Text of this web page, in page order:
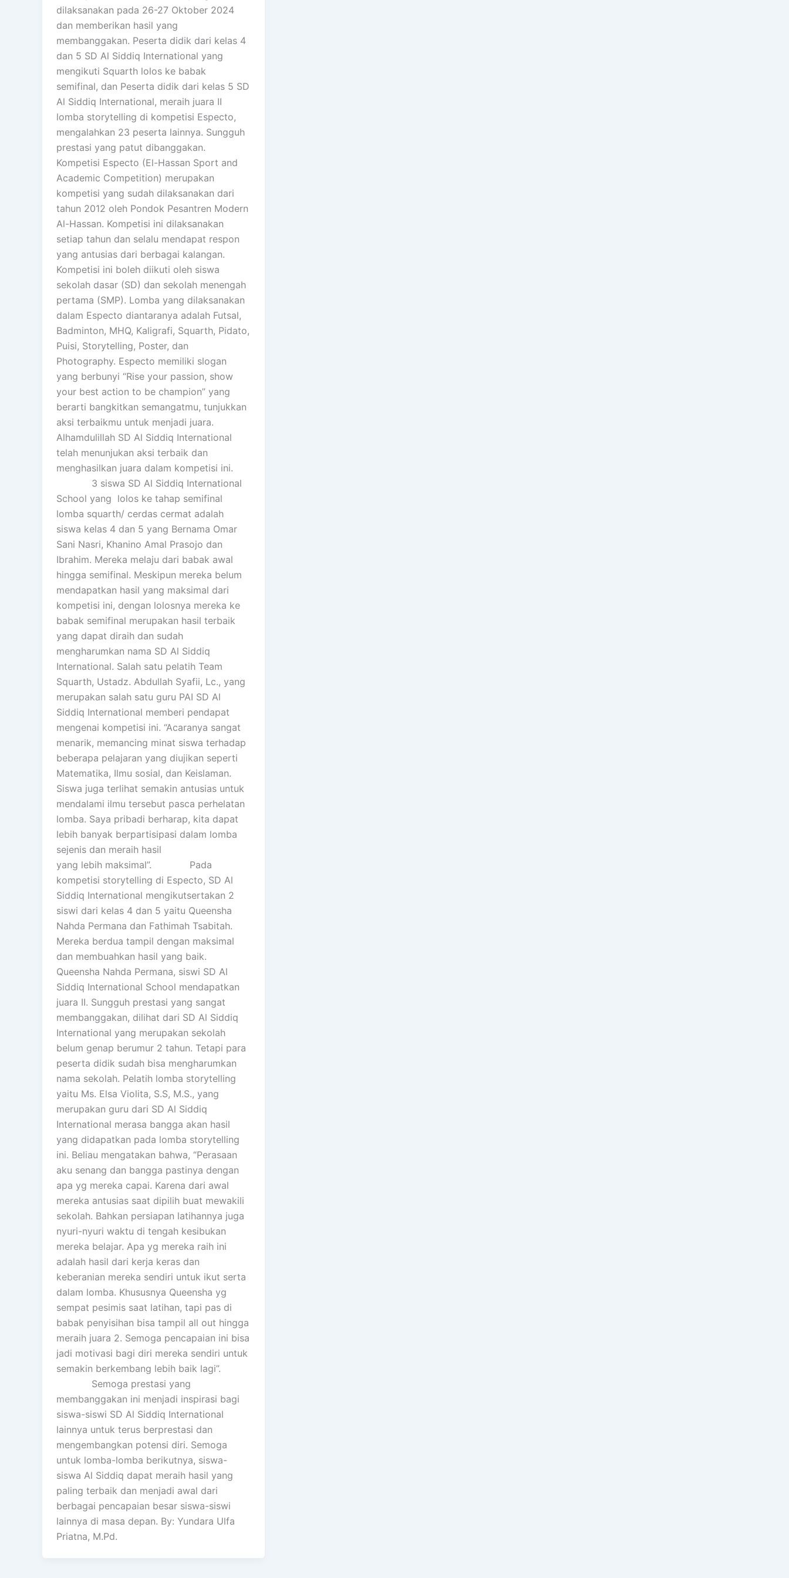
dilaksanakan pada 26-27 Oktober 2024
dan memberikan hasil yang
membanggakan. Peserta didik dari kelas 4
dan 5 SD Al Siddiq International yang
mengikuti Squarth lolos ke babak
semifinal, dan Peserta didik dari kelas 5 SD
Al Siddiq International, meraih juara II
lomba storytelling di kompetisi Especto,
mengalahkan 23 peserta lainnya. Sungguh
prestasi yang patut dibanggakan.
Kompetisi Especto (El-Hassan Sport and
Academic Competition) merupakan
kompetisi yang sudah dilaksanakan dari
tahun 2012 oleh Pondok Pesantren Modern
Al-Hassan. Kompetisi ini dilaksanakan
setiap tahun dan selalu mendapat respon
yang antusias dari berbagai kalangan.
Kompetisi ini boleh diikuti oleh siswa
sekolah dasar (SD) dan sekolah menengah
pertama (SMP). Lomba yang dilaksanakan
dalam Especto diantaranya adalah Futsal,
Badminton, MHQ, Kaligrafi, Squarth, Pidato,
Puisi, Storytelling, Poster, dan
Photography. Especto memiliki slogan
yang berbunyi “Rise your passion, show
your best action to be champion” yang
berarti bangkitkan semangatmu, tunjukkan
aksi terbaikmu untuk menjadi juara.
Alhamdulillah SD Al Siddiq International
telah menunjukan aksi terbaik dan
menghasilkan juara dalam kompetisi ini.
3 siswa SD Al Siddiq International
School yang lolos ke tahap semifinal
lomba squarth/ cerdas cermat adalah
siswa kelas 4 dan 5 yang Bernama Omar
Sani Nasri, Khanino Amal Prasojo dan
Ibrahim. Mereka melaju dari babak awal
hingga semifinal. Meskipun mereka belum
mendapatkan hasil yang maksimal dari
kompetisi ini, dengan lolosnya mereka ke
babak semifinal merupakan hasil terbaik
yang dapat diraih dan sudah
mengharumkan nama SD Al Siddiq
International. Salah satu pelatih Team
Squarth, Ustadz. Abdullah Syafii, Lc., yang
merupakan salah satu guru PAI SD Al
Siddiq International memberi pendapat
mengenai kompetisi ini. “Acaranya sangat
menarik, memancing minat siswa terhadap
beberapa pelajaran yang diujikan seperti
Matematika, Ilmu sosial, dan Keislaman.
Siswa juga terlihat semakin antusias untuk
mendalami ilmu tersebut pasca perhelatan
lomba. Saya pribadi berharap, kita dapat
lebih banyak berpartisipasi dalam lomba
sejenis dan meraih hasil
yang lebih maksimal”. Pada
kompetisi storytelling di Especto, SD Al
Siddiq International mengikutsertakan 2
siswi dari kelas 4 dan 5 yaitu Queensha
Nahda Permana dan Fathimah Tsabitah.
Mereka berdua tampil dengan maksimal
dan membuahkan hasil yang baik.
Queensha Nahda Permana, siswi SD Al
Siddiq International School mendapatkan
juara II. Sungguh prestasi yang sangat
membanggakan, dilihat dari SD Al Siddiq
International yang merupakan sekolah
belum genap berumur 2 tahun. Tetapi para
peserta didik sudah bisa mengharumkan
nama sekolah. Pelatih lomba storytelling
yaitu Ms. Elsa Violita, S.S, M.S., yang
merupakan guru dari SD Al Siddiq
International merasa bangga akan hasil
yang didapatkan pada lomba storytelling
ini. Beliau mengatakan bahwa, “Perasaan
aku senang dan bangga pastinya dengan
apa yg mereka capai. Karena dari awal
mereka antusias saat dipilih buat mewakili
sekolah. Bahkan persiapan latihannya juga
nyuri-nyuri waktu di tengah kesibukan
mereka belajar. Apa yg mereka raih ini
adalah hasil dari kerja keras dan
keberanian mereka sendiri untuk ikut serta
dalam lomba. Khususnya Queensha yg
sempat pesimis saat latihan, tapi pas di
babak penyisihan bisa tampil all out hingga
meraih juara 2. Semoga pencapaian ini bisa
jadi motivasi bagi diri mereka sendiri untuk
semakin berkembang lebih baik lagi”.
Semoga prestasi yang
membanggakan ini menjadi inspirasi bagi
siswa-siswi SD Al Siddiq International
lainnya untuk terus berprestasi dan
mengembangkan potensi diri. Semoga
untuk lomba-lomba berikutnya, siswa-
siswa Al Siddiq dapat meraih hasil yang
paling terbaik dan menjadi awal dari
berbagai pencapaian besar siswa-siswi
lainnya di masa depan. By: Yundara Ulfa
Priatna, M.Pd.